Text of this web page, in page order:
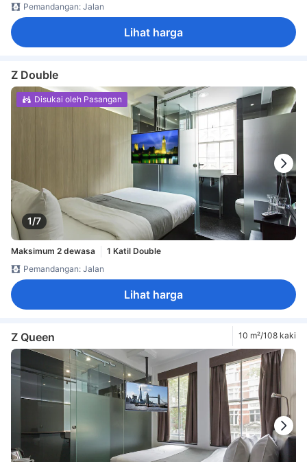
Pemandangan: Jalan
Lihat harga
Z Double
1/7
Disukai oleh Pasangan
Maksimum 2 dewasa
1 Katil Double
Pemandangan: Jalan
Lihat harga
Z Queen 10 m²/108 kaki